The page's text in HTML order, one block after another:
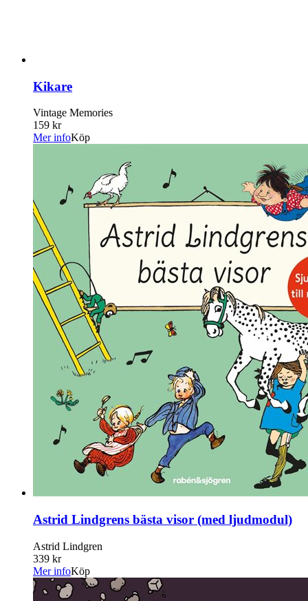
Kikare
Vintage Memories
159 kr
Mer infoKöp
Astrid Lindgrens bästa visor (med ljudmodul)
Astrid Lindgren
339 kr
Mer infoKöp